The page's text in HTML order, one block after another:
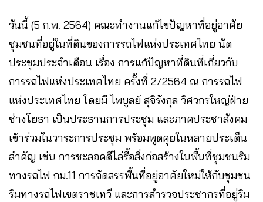
วันนี้ (5 ก.พ. 2564) คณะทำงานแก้ไขปัญหาที่อยู่อาศัย
ชุมชนที่อยู่ในที่ดินของการรถไฟแห่งประเทศไทย นัด
ประชุมประจำเดือน เรื่อง การแก้ปัญหาที่ดินที่เกี่ยวกับ
การรถไฟแห่งประเทศไทย ครั้งที่ 2/2564 ณ การรถไฟ
แห่งประเทศไทย โดยมี ไพบูลย์ สุจิรังกุล วิศวกรใหญ่ฝ่าย
ช่างโยธา เป็นประธานการประชุม และภาคประชาสังคม
เข้าร่วมในวาระการประชุม พร้อมพูดคุยในหลายประเด็น
สำคัญ เช่น การชะลอคดีไล่รื้อสิ่งก่อสร้างในพื้นที่ชุมชนริม
ทางรถไฟ กม.11 การจัดสรรพื้นที่อยู่อาศัยใหม่ให้กับชุมชน
ริมทางรถไฟเขตราชเทวี และการสำรวจประชากรที่อยู่ริม